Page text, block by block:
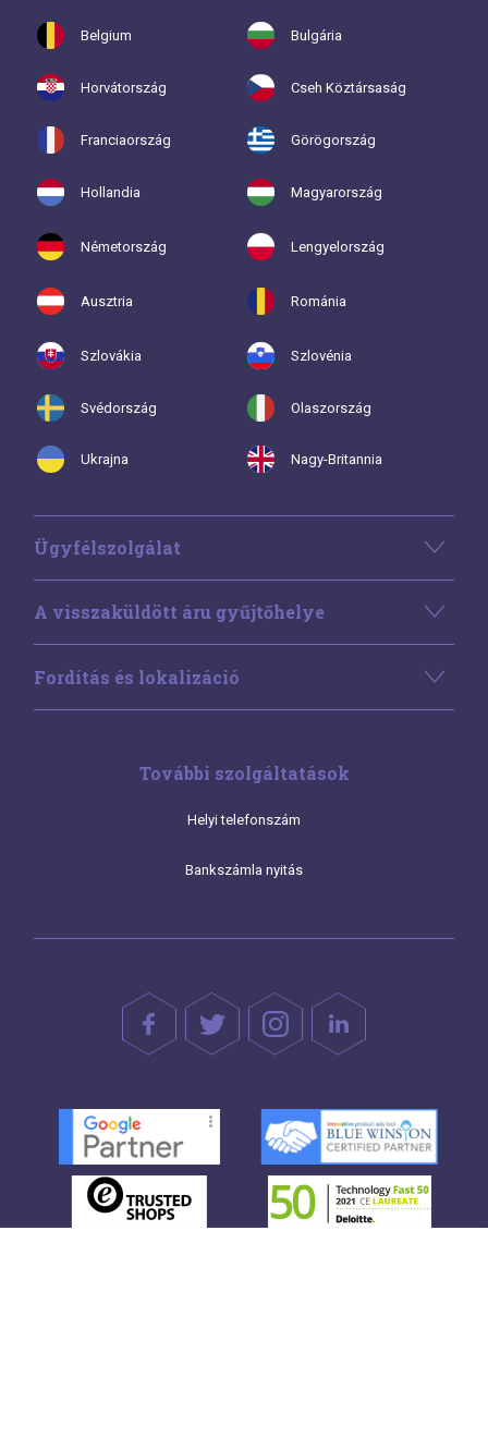
Belgium Bulgária
Horvátország Cseh Köztársaság
Franciaország Görögország
Hollandia Magyarország
Németország Lengyelország
Ausztria Románia
Szlovákia Szlovénia
Svédország Olaszország
Ukrajna Nagy-Britannia
Ügyfélszolgálat
A visszaküldött áru gyűjtőhelye
Fordítás és lokalizáció
További szolgáltatások
Helyi telefonszám
Bankszámla nyitás